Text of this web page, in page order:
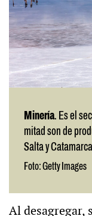
Minería. Es el
mitad son de
Salta y
Foto: Getty Images
Al desagregar,